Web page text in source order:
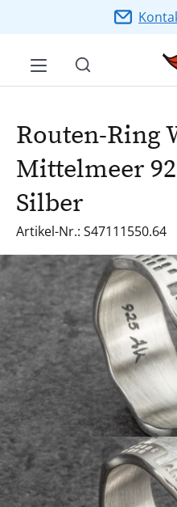
Zum Hauptinhalt springen
Routen-Ring
Mittelmeer
Silber
Artikel-Nr.: S47111550.64
Bildergalerie überspringen